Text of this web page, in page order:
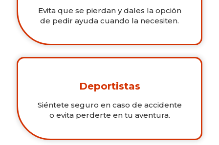
Evita que se pierdan y dales la opción
de pedir ayuda cuando la necesiten.
Deportistas
Siéntete seguro en caso de accidente
o evita perderte en tu aventura.